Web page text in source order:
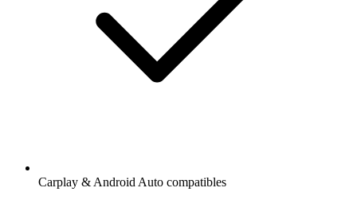
Carplay & Android Auto compatibles